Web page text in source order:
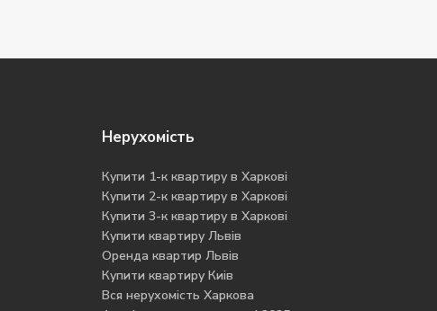
Нерухомість
Купити 1-к квартиру в Харкові
Купити 2-к квартиру в Харкові
Купити 3-к квартиру в Харкові
Купити квартиру Львів
Оренда квартир Львів
Купити квартиру Киів
Вся нерухомість Харкова